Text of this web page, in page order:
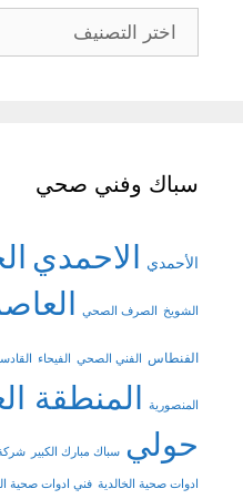
تصنيفات
سباك وفني صحي
الأحمدي الاحمدي
الشويخ الصرف الصحي
الفنطاس الفني الصحي الفيحاء
المنصورية المنطقة
حولي سباك مبارك الكبير
ادوات صحية الخالدية فني ادوات صحية